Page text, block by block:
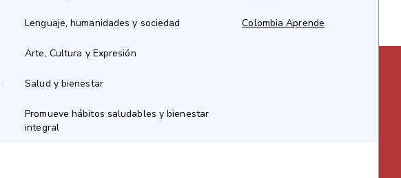
Lenguaje, humanidades y sociedad
Arte, Cultura y Expresión
Salud y bienestar
Promueve hábitos saludables y bienestar
integral
Colombia Aprende